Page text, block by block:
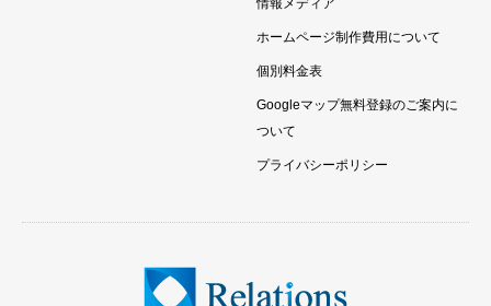
情報メディア
ホームページ制作費用について
個別料金表
Googleマップ無料登録のご案内に
ついて
プライバシーポリシー